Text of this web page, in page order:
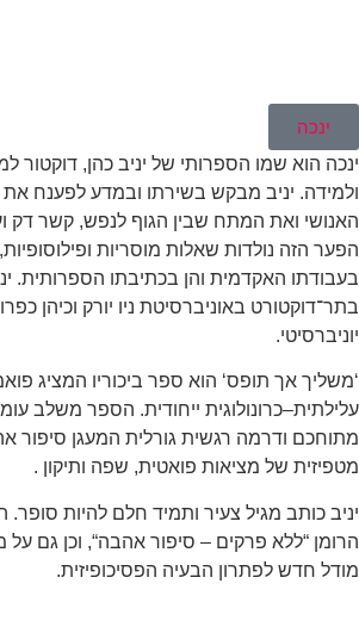
ינכה
הוא שמו הספרותי של יניב כהן,דוקטור
.יניב מבקש בשירתו ובמדע לפענח את
ואת המתח שבין הגוף לנפש,קשר דק
הזה נולדות שאלות מוסריות ופילוסופיות,
האקדמית והן בכתיבתו הספרותית.
באוניברסיטת ניו יורק וכיהן
.
אך תופס‘הוא ספר ביכוריו המציג
–כרונולוגית ייחודית.הספר משלב עומק
ודרמה רגשית גורלית המעגן סיפור
של מציאות פואטית,שפה ותיקון.
כותב מגיל צעיר ותמיד חלם להיות סופר.
“ ללא פרקים–סיפור אהבה“,וכן גם על
חדש לפתרון הבעיה הפסיכופיזית.